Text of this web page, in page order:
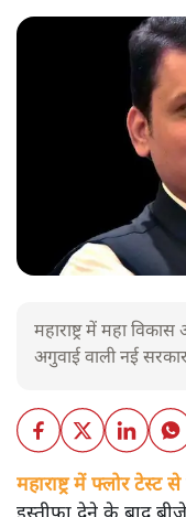
महाराष्ट्र में महा
अगुवाई वाली नई
महाराष्ट्र में फ्लोर टेस्ट से